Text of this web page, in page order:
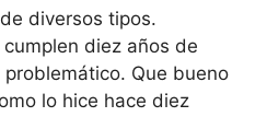
diversos tipos.
diez años de
Que bueno
lo hice hace diez